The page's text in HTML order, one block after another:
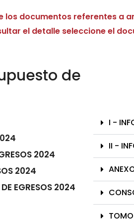
los documentos referentes a
el detalle seleccione el
de
2024
2024
EGRESOS 2024
I -
II -